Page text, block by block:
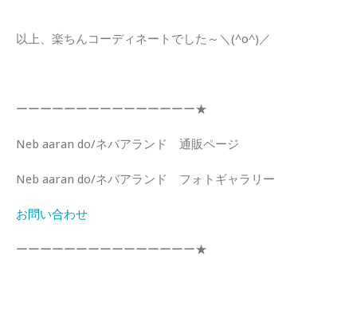
以上、楽ちんコーディネートでした～＼(^o^)／
ーーーーーーーーーーーーーーー★
Neb aaran do/ネバアランド 通販ページ
Neb aaran do/ネバアランド フォトギャラリー
お問い合わせ
ーーーーーーーーーーーーーーー★